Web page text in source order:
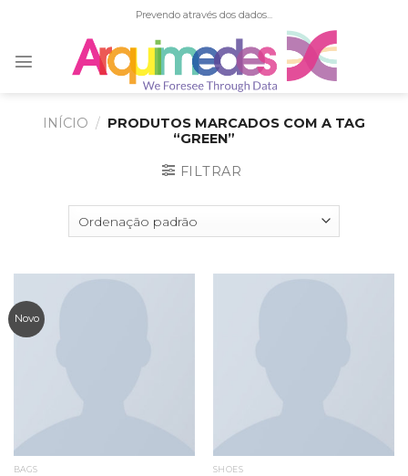
Prevendo através dos dados...
INÍCIO / PRODUTOS MARCADOS COM A TAG
“GREEN”
FILTRAR
Novo
BAGS SHOES